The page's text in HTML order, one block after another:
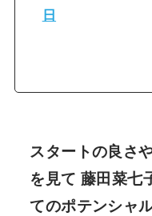
日
スタートの良さ
を見て 藤田菜七
てのポテンシャ